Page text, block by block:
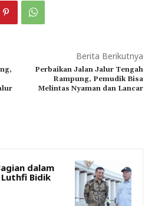
Berita Berikutnya
Perbaikan Jalan Jalur Tengah
Rampung, Pemudik Bisa
Melintas Nyaman dan Lancar
dalam
Bidik